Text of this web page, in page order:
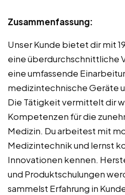
Zusammenfassung:
Unser Kunde bietet dir mit
eine überdurchschnittliche
eine umfassende
medizintechnische Geräte
Die Tätigkeit vermittelt dir
Kompetenzen für die
Medizin. Du arbeitest mit
Medizintechnik und lernst
Innovationen kennen.
und Produktschulungen
sammelst Erfahrung in